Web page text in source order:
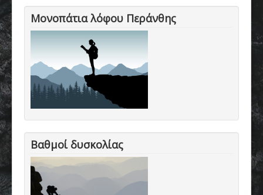
Μονοπάτια λόφου Περάνθης
Βαθμοί δυσκολίας